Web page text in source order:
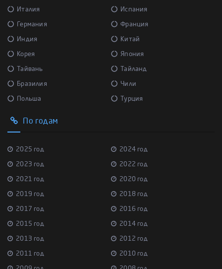
Италия Испания
Германия Франция
Индия Китай
Корея Япония
Тайвань Тайланд
Бразилия Чили
Польша Турция
По годам
2025 год 2024 год
2023 год 2022 год
2021 год 2020 год
2019 год 2018 год
2017 год 2016 год
2015 год 2014 год
2013 год 2012 год
2011 год 2010 год